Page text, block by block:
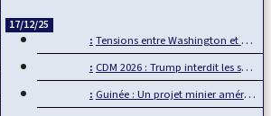
17/12/25
Tensions entre Washington et Pretoria sur fond de…
CDM 2026 : Trump interdit les supporters sénégalais…
Guinée : Un projet minier américain défie l’influence chinoise